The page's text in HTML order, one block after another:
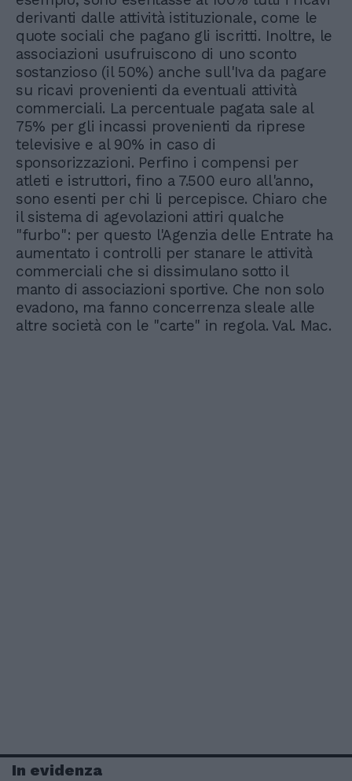
derivanti dalle attività istituzionale, come le
quote sociali che pagano gli iscritti. Inoltre, le
associazioni usufruiscono di uno sconto
sostanzioso (il 50%) anche sull'Iva da pagare
su ricavi provenienti da eventuali attività
commerciali. La percentuale pagata sale al
75% per gli incassi provenienti da riprese
televisive e al 90% in caso di
sponsorizzazioni. Perfino i compensi per
atleti e istruttori, fino a 7.500 euro all'anno,
sono esenti per chi li percepisce. Chiaro che
il sistema di agevolazioni attiri qualche
"furbo": per questo l'Agenzia delle Entrate ha
aumentato i controlli per stanare le attività
commerciali che si dissimulano sotto il
manto di associazioni sportive. Che non solo
evadono, ma fanno concerrenza sleale alle
altre società con le "carte" in regola. Val. Mac.
In evidenza